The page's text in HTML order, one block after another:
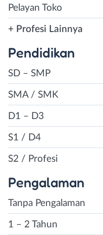
Pelayan Toko
+ Profesi Lainnya
Pendidikan
SD – SMP
SMA / SMK
D1 – D3
S1 / D4
S2 / Profesi
Pengalaman
Tanpa Pengalaman
1 – 2 Tahun